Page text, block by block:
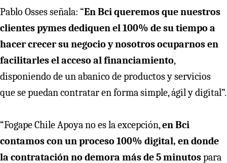
Pablo Osses señala: “En Bci queremos que nuestros
clientes pymes dediquen el 100% de su tiempo a
hacer crecer su negocio y nosotros ocuparnos en
facilitarles el acceso al financiamiento,
disponiendo de un abanico de productos y servicios
que se puedan contratar en forma simple, ágil y digital”.
“Fogape Chile Apoya no es la excepción,en Bci
contamos con un proceso 100% digital, en donde
la contratación no demora más de 5 minutospara